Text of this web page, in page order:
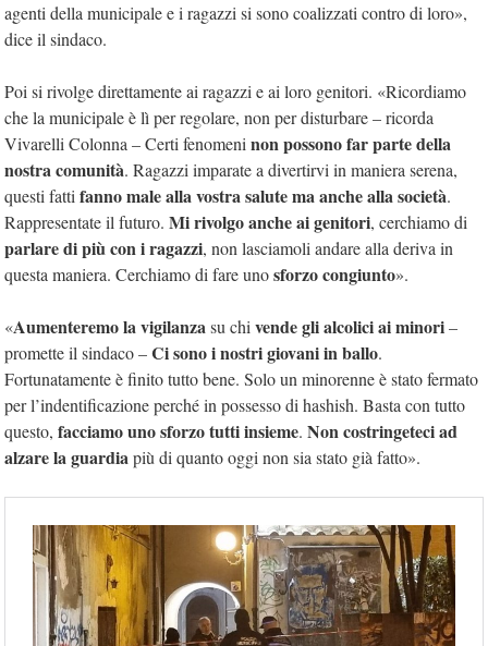
agenti della municipale e i ragazzi si sono coalizzati contro di loro»,
dice il sindaco.
Poi si rivolge direttamente ai ragazzi e ai loro genitori. «Ricordiamo
che la municipale è lì per regolare, non per disturbare – ricorda
Vivarelli Colonna – Certi fenomeninon possono far parte della
nostra comunità. Ragazzi imparate a divertirvi in maniera serena,
questi fattifanno male alla vostra salute ma anche alla società.
Rappresentate il futuro. Mi rivolgo anche ai genitori, cerchiamo di
parlare di più con i ragazzi, non lasciamoli andare alla deriva in
questa maniera. Cerchiamo di fare unosforzo congiunto».
«Aumenteremo la vigilanzasu chivende gli alcolici ai minori–
promette il sindaco –Ci sono i nostri giovani in ballo.
Fortunatamente è finito tutto bene. Solo un minorenne è stato fermato
per l’indentificazione perché in possesso di hashish. Basta con tutto
questo, facciamo uno sforzo tutti insieme. Non costringeteci ad
alzare la guardiapiù di quanto oggi non sia stato già fatto».